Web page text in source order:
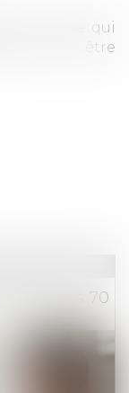
clause qui
doit être
mes 70